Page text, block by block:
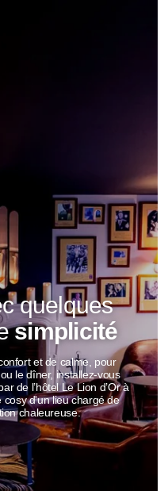
quelques
simplicité
et de calme, pour
le dîner, installez-vous
de l’hôtel Le Lion d’Or à
cosy d'un lieu chargé de
chaleureuse.